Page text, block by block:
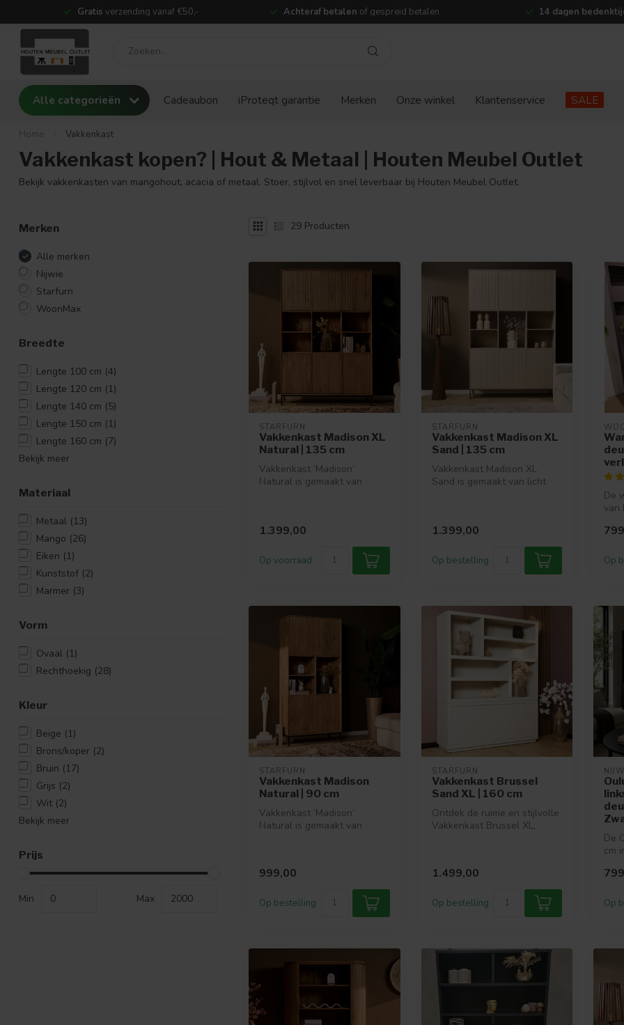
Gratis verzending vanaf €50,- Achteraf betalen of gespreid betalen 14 dagen
Alle categorieën Cadeaubon iProteqt garantie Merken Onze winkel Klantenservice SALE
Home Vakkenkast
Vakkenkast kopen? | Hout & Metaal | Houten Meubel Outlet
Bekijk vakkenkasten van mangohout, acacia of metaal. Stoer, stijlvol en snel leverbaar bij Houten Meubel Outlet.
Merken
Alle merken
Nijwie
Starfurn
WoonMax
Breedte
Lengte 100 cm (4)
Lengte 120 cm (1)
Lengte 140 cm (5)
Lengte 150 cm (1)
Lengte 160 cm (7)
Bekijk meer
Materiaal
Metaal (13)
Mango (26)
Eiken (1)
Kunststof (2)
Marmer (3)
Vorm
Ovaal (1)
Rechthoekig (28)
Kleur
Beige (1)
Brons/koper (2)
Bruin (17)
Grijs (2)
Wit (2)
Bekijk meer
Prijs
Min Max
29 Producten
STARFURN
Vakkenkast Madison XL
Natural | 135 cm
Vakkenkast ‘Madison’
Natural is gemaakt van
1.399,00
Op voorraad
STARFURN
Vakkenkast Madison XL
Sand | 135 cm
Vakkenkast Madison XL
Sand is gemaakt van licht
1.399,00
Op bestelling
De
van
Het
Op
STARFURN
Vakkenkast Madison
Natural | 90 cm
Vakkenkast ‘Madison’
Natural is gemaakt van
999,00
Op bestelling
STARFURN
Vakkenkast Brussel
Sand XL | 160 cm
Ontdek de ruime en stijlvolle
Vakkenkast Brussel XL,
1.499,00
Op bestelling
De
cm
Op